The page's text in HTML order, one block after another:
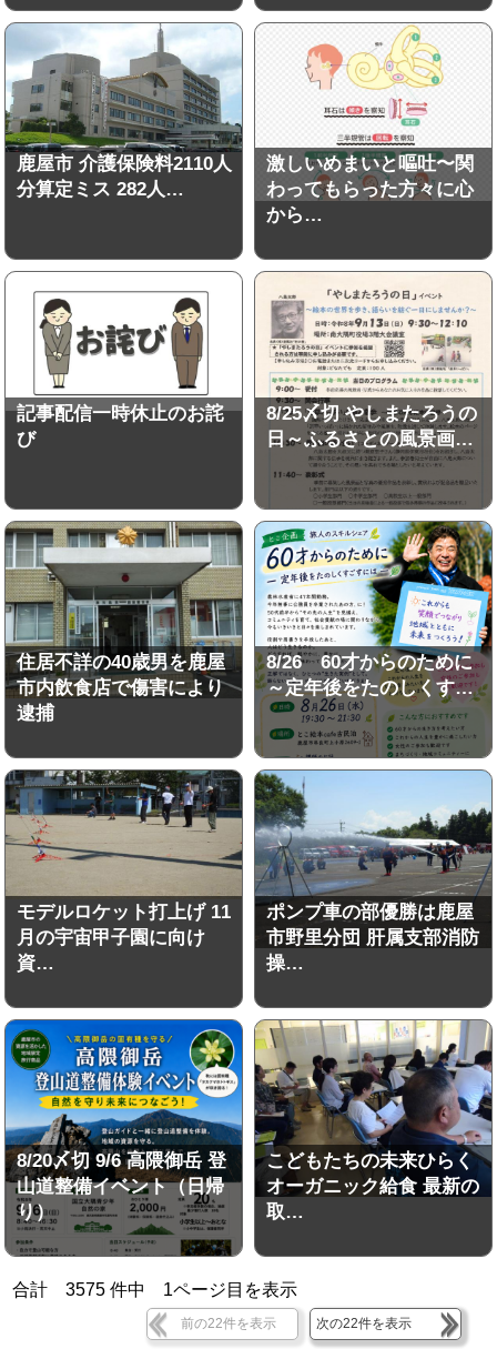
鹿屋市 介護保険料2110人
分算定ミス 282人…
激しいめまいと嘔吐〜関
わってもらった方々に心
から…
記事配信一時休止のお詫
び
8/25〆切 やしまたろうの
日～ふるさとの風景画…
住居不詳の40歳男を鹿屋
市内飲食店で傷害により
逮捕
8/26 60才からのために
～定年後をたのしくす…
モデルロケット打上げ 11
月の宇宙甲子園に向け
資…
ポンプ車の部優勝は鹿屋
市野里分団 肝属支部消防
操…
8/20〆切 9/6 高隈御岳 登
山道整備イベント（日帰
り）
こどもたちの未来ひらく
オーガニック給食 最新の
取…
合計3575 件中 1ページ目を表示
前の22件を表示 次の22件を表示